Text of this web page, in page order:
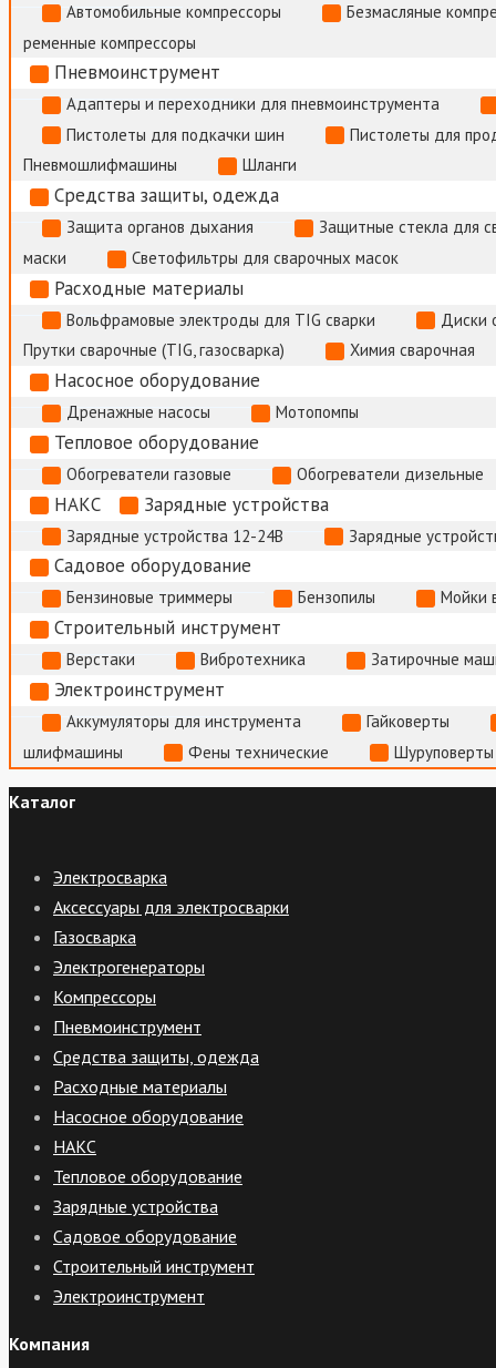
Автомобильные компрессоры
Безмасляные
ременные компрессоры
Пневмоинструмент
Адаптеры и переходники для пневмоинструмента
Пистолеты для подкачки шин
Пистолеты для
Пневмошлифмашины
Шланги
Средства защиты, одежда
Защита органов дыхания
Защитные стекла для
маски
Светофильтры для сварочных масок
Расходные материалы
Вольфрамовые электроды для TIG сварки
Диски
Прутки сварочные (TIG, газосварка)
Химия сварочная
Насосное оборудование
Дренажные насосы Мотопомпы
Тепловое оборудование
Обогреватели газовые Обогреватели дизельные
НАКС Зарядные устройства
Зарядные устройства 12-24В Зарядные
Садовое оборудование
Бензиновые триммеры Бензопилы Мойки
Строительный инструмент
Верстаки Вибротехника Затирочные
Электроинструмент
Аккумуляторы для инструмента
Гайковерты
шлифмашины
Фены технические
Каталог
Электросварка
Аксессуары для электросварки
Газосварка
Электрогенераторы
Компрессоры
Пневмоинструмент
Средства защиты, одежда
Расходные материалы
Насосное оборудование
НАКС
Тепловое оборудование
Зарядные устройства
Садовое оборудование
Строительный инструмент
Электроинструмент
Компания